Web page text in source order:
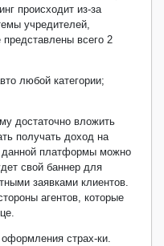
происходит из-за
учредителей,
всего 2
любой категории;
достаточно вложить
получать доход на
платформы можно
свой баннер для
заявками клиентов.
агентов, которые
страх-ки.